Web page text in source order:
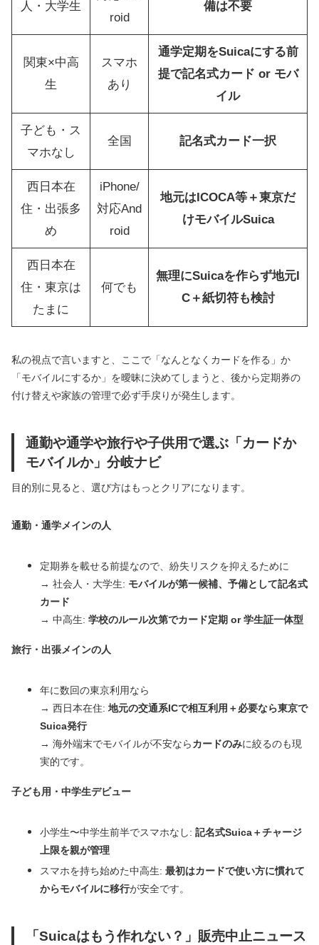
人・大学生
roid
備は不要
関東×中高
生
スマホ
あり
通学定期をSuicaにする前
提で記名式カード or モバ
イル
子ども・ス
マホなし
全国 記名式カード一択
西日本在
住・出張多
め
iPhone/
対応And
roid
地元はICOCA等＋東京だ
けモバイルSuica
西日本在
住・東京は
たまに
何でも
無理にSuicaを作らず地元I
C＋紙切符も検討
私の視点で言いますと、ここで「なんとなくカードを作る」か
「モバイルにするか」を曖昧に決めてしまうと、後から定期券の
付け替えや家族の管理で必ず手戻りが発生します。
通勤や通学や旅行や子供用で選ぶ「カードか
モバイルか」分岐ナビ
目的別に見ると、選び方はもっとクリアになります。
通勤・通学メインの人
定期券を載せる前提なので、紛失リスクを抑えるために
→ 社会人・大学生: モバイルが第一候補、予備として記名式
カード
→ 中高生: 学校のルール次第でカード定期 or 学生証一体型
旅行・出張メインの人
年に数回の東京利用なら
→ 西日本在住: 地元の交通系ICで相互利用＋必要なら東京で
Suica発行
→ 海外端末でモバイルが不安ならカードのみに絞るのも現
実的です。
子ども用・中学生デビュー
小学生〜中学生前半でスマホなし: 記名式Suica＋チャージ
上限を親が管理
スマホを持ち始めた中高生: 最初はカードで使い方に慣れて
からモバイルに移行が安全です。
「Suicaはもう作れない？」販売中止ニュース